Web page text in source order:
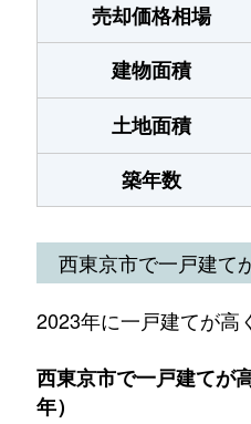
売却価格相場
建物面積
土地面積
築年数
西東京市で一戸建て
2023年に一戸建てが高
西東京市で一戸建てが
年）